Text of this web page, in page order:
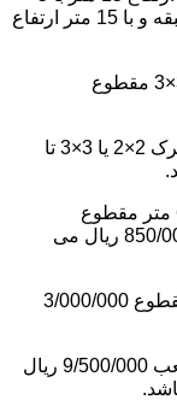
طبقه مقطوع 5/500/000 ریال و مازاد بر 5 طبقه و با 15 متر ارتفاع
6-اجاره یک ماه یک عدد چهارپایه ثابت 2×2 یا 3×3 مقطوع
7-اجاره یک ماه چهارپایه چرخدار بلبرینگی متحرک 2×2 یا 3×3 تا
8-اجاره یک ماه طاق نصرت در محل تا طول 6 متر مقطوع
6/000/000 ریال و مازاد بر آن هر متر طول 850/000 ریال می
9-اجاره نصب پلاکارد (با مجوز نصب)یک ماه مقطوع 3/000/000
10-اجاره یک ماه زیربتن سنگین تا 100 مترمکعب 9/500/000 ریال